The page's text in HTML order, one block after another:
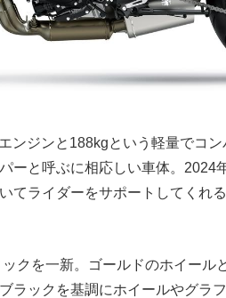
ンジンと188kgという軽量でコ
ーと呼ぶに相応しい車体。2024
てライダーをサポートしてくれ
クを一新。ゴールドのホイール
ラックを基調にホイールやグラ